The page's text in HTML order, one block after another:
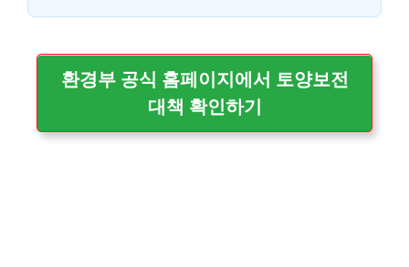
환경부 공식 홈페이지에서 토양보전
대책 확인하기